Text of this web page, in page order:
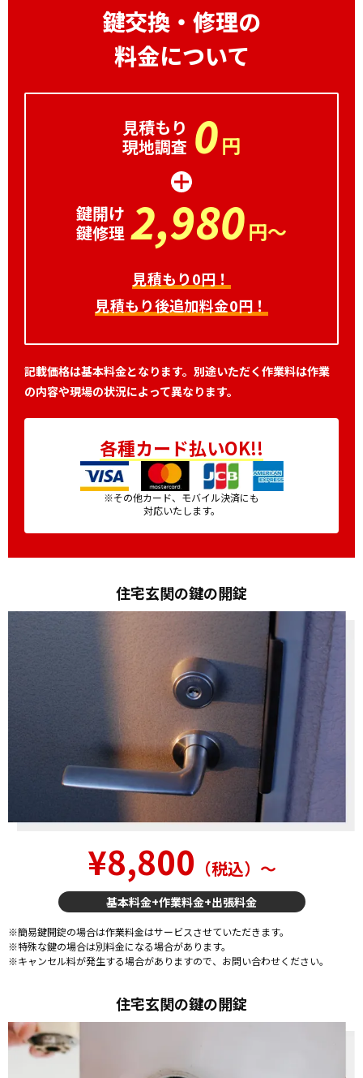
鍵交換・修理の
料金について
見積もり
現地調査 0円
鍵開け
鍵修理 2,980円～
見積もり0円！
見積もり後追加料金0円！
記載価格は基本料金となります。別途いただく作業料は作業
の内容や現場の状況によって異なります。
各種カード払いOK!!
※その他カード、モバイル決済にも
対応いたします。
住宅玄関の鍵の開錠
¥8,800 （税込）〜
基本料金+作業料金+出張料金
※簡易鍵開錠の場合は作業料金はサービスさせていただきます。
※特殊な鍵の場合は別料金になる場合があります。
※キャンセル料が発生する場合がありますので、お問い合わせください。
住宅玄関の鍵の開錠